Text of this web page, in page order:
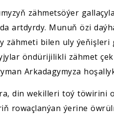
zähmetsöýer
artdyrdy. Munuň özi
zähmeti bilen uly
öndürijilikli zähmet
Arkadagymyza
din wekilleri toý töwirini
rowaçlanýan ýerine